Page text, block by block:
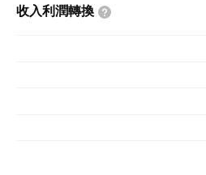
收入利潤轉換